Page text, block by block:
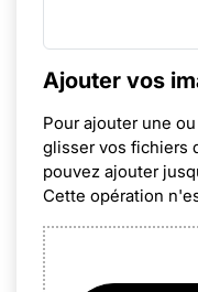
Ajouter vos
Pour ajouter une
glisser vos fichiers
pouvez ajouter
Cette opération